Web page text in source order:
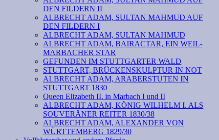
DEN FILDERN II
ALBRECHT ADAM, SULTAN MAHMUD AUF
DEN FILDERN I
ALBRECHT ADAM, SULTAN MAHMUD
ALBRECHT ADAM, BAIRACTAR, EIN WEIL-
MARBACHER STAR
GEFUNDEN IM STUTTGARTER WALD
STUTTGART, BRÜCKENSKULPTUR IN NOT
ALBRECHT ADAM, ARABERSTUTEN IN
STUTTGART 1830
Queen Elizabeth II. in Marbach I und II
ALBRECHT ADAM, KÖNIG WILHELM I. ALS
SOUVERÄNER REITER 1830/38
ALBRECHT ADAM, ALEXANDER VON
WÜRTTEMBERG 1829/30